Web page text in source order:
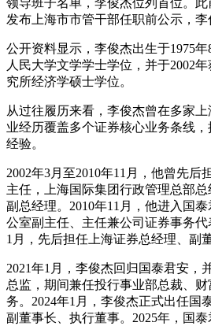
发布上海市市管干部任职前公示，李
公开资料显示，李俊杰出生于1975
人民大学文学学士学位，并于2002
究所经济学硕士学位。
从过往履历来看，李俊杰曾在多家
业经历覆盖多个证券核心业务条线
经验。
2002年3月至2010年11月，他曾先后
主任，上海国际集团行政管理总部
副总经理。2010年11月，他进入国
公室副主任、主任兼公司证券事务代
1月，先后担任上海证券总经理、副
2021年1月，李俊杰回归国泰君安，
总监，期间兼任投行事业部总裁、
务。2024年1月，李俊杰正式出任国
副董事长、执行董事。2025年，国